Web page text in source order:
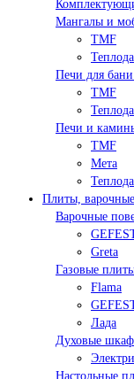
Мангалы и
TMF
Печи для
TMF
Печи и
TMF
Мета
Плиты,
Варочные
Greta
Газовые
Flama
Лада
Духовые
Настольные